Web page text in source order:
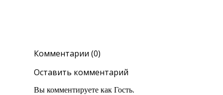
Комментарии (0)
Оставить комментарий
Вы комментируете как Гость.